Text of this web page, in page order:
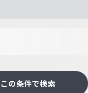
この条件で検索